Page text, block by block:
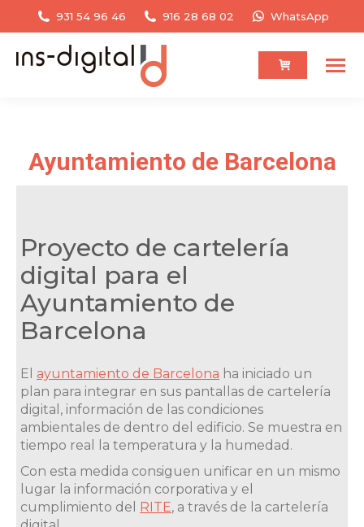
931 54 96 46 916 28 68 02 WhatsApp
Ayuntamiento de Barcelona
You are here:
Proyecto de cartelería
digital para el
Ayuntamiento de
Barcelona
El ayuntamiento de Barcelona ha iniciado un
plan para integrar en sus pantallas de cartelería
digital, información de las condiciones
ambientales de dentro del edificio. Se muestra en
tiempo real la temperatura y la humedad.
Con esta medida consiguen unificar en un mismo
lugar la información corporativa y el
cumplimiento del RITE, a través de la cartelería